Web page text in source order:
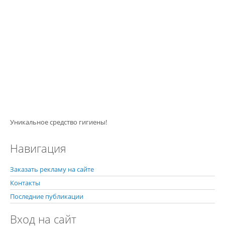
Уникальное средство гигиены!
Навигация
Заказать рекламу на сайте
Контакты
Последние публикации
Вход на сайт